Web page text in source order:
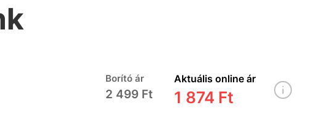
Borító ár
2 499 Ft
Aktuális online ár
1 874 Ft